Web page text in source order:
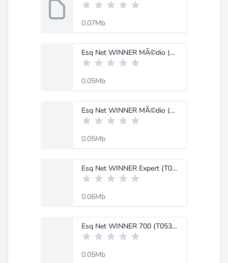
0.07Mb
Esq Net WINNER MÃ©dio (T0611001).pdf
0.05Mb
Esq Net WINNER MÃ©dio (T0611000).pdf
0.05Mb
Esq Net WINNER Expert (T0625902).pdf
0.06Mb
Esq Net WINNER 700 (T0534603).pdf
0.05Mb